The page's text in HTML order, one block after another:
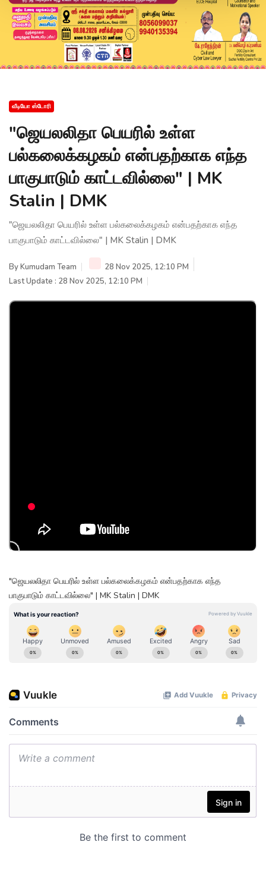
வீடியோ ஸ்டோரி
"ஜெயலலிதா பெயரில் உள்ள
பல்கலைக்கழகம் என்பதற்காக எந்த
பாகுபாடும் காட்டவில்லை" | MK
Stalin | DMK
"ஜெயலலிதா பெயரில் உள்ள பல்கலைக்கழகம் என்பதற்காக எந்த
பாகுபாடும் காட்டவில்லை" | MK Stalin | DMK
ByKumudam Team
28 Nov 2025, 12:10 PM
Last Update : 28 Nov 2025, 12:10 PM
"ஜெயலலிதா பெயரில் உள்ள பல்கலைக்கழகம் என்பதற்காக எந்த
பாகுபாடும் காட்டவில்லை" | MK Stalin | DMK